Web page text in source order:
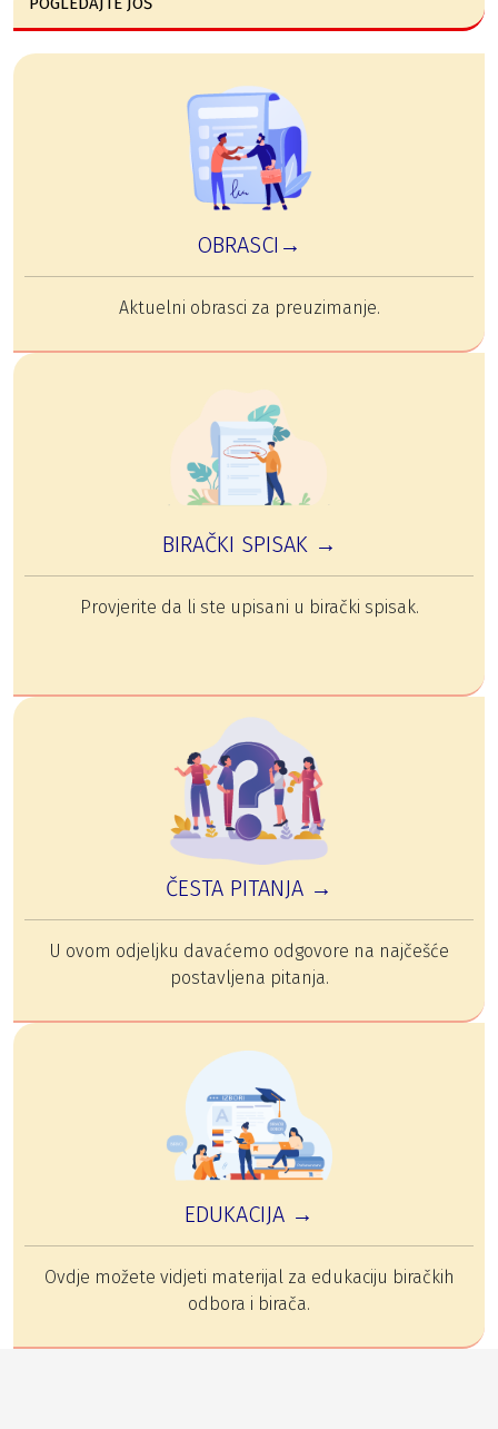
OBRASCI→
Aktuelni obrasci za preuzimanje.
BIRAČKI SPISAK →
Provjerite da li ste upisani u birački spisak.
ČESTA PITANJA →
U ovom odjeljku davaćemo odgovore na najčešće
postavljena pitanja.
EDUKACIJA →
Ovdje možete vidjeti materijal za edukaciju biračkih
odbora i birača.